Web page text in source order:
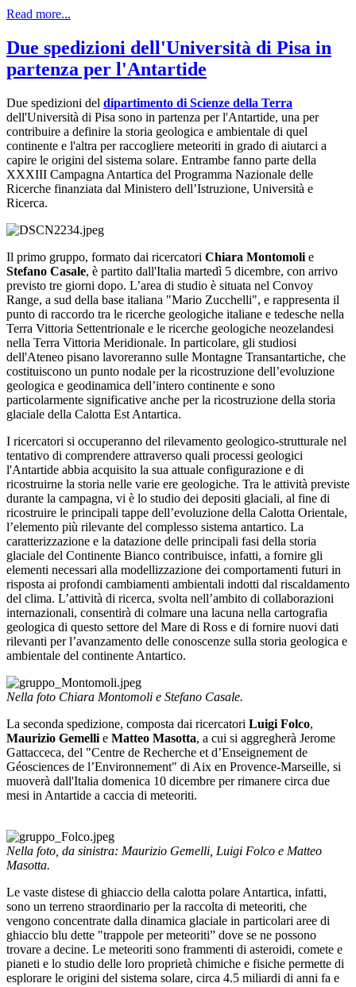
Read more...
Due spedizioni dell'Università di Pisa in
partenza per l'Antartide
Due spedizioni del dipartimento di Scienze della Terra
dell'Università di Pisa sono in partenza per l'Antartide, una per
contribuire a definire la storia geologica e ambientale di quel
continente e l'altra per raccogliere meteoriti in grado di aiutarci a
capire le origini del sistema solare. Entrambe fanno parte della
XXXIII Campagna Antartica del Programma Nazionale delle
Ricerche finanziata dal Ministero dell’Istruzione, Università e
Ricerca.
Il primo gruppo, formato dai ricercatori Chiara Montomoli e
Stefano Casale, è partito dall'Italia martedì 5 dicembre, con arrivo
previsto tre giorni dopo. L’area di studio è situata nel Convoy
Range, a sud della base italiana "Mario Zucchelli", e rappresenta il
punto di raccordo tra le ricerche geologiche italiane e tedesche nella
Terra Vittoria Settentrionale e le ricerche geologiche neozelandesi
nella Terra Vittoria Meridionale. In particolare, gli studiosi
dell'Ateneo pisano lavoreranno sulle Montagne Transantartiche, che
costituiscono un punto nodale per la ricostruzione dell’evoluzione
geologica e geodinamica dell’intero continente e sono
particolarmente significative anche per la ricostruzione della storia
glaciale della Calotta Est Antartica.
I ricercatori si occuperanno del rilevamento geologico-strutturale nel
tentativo di comprendere attraverso quali processi geologici
l'Antartide abbia acquisito la sua attuale configurazione e di
ricostruirne la storia nelle varie ere geologiche. Tra le attività previste
durante la campagna, vi è lo studio dei depositi glaciali, al fine di
ricostruire le principali tappe dell’evoluzione della Calotta Orientale,
l’elemento più rilevante del complesso sistema antartico. La
caratterizzazione e la datazione delle principali fasi della storia
glaciale del Continente Bianco contribuisce, infatti, a fornire gli
elementi necessari alla modellizzazione dei comportamenti futuri in
risposta ai profondi cambiamenti ambientali indotti dal riscaldamento
del clima. L’attività di ricerca, svolta nell’ambito di collaborazioni
internazionali, consentirà di colmare una lacuna nella cartografia
geologica di questo settore del Mare di Ross e di fornire nuovi dati
rilevanti per l’avanzamento delle conoscenze sulla storia geologica e
ambientale del continente Antartico.
Nella foto Chiara Montomoli e Stefano Casale.
La seconda spedizione, composta dai ricercatori Luigi Folco,
Maurizio Gemelli e Matteo Masotta, a cui si aggregherà Jerome
Gattacceca, del "Centre de Recherche et d’Enseignement de
Géosciences de l’Environnement" di Aix en Provence-Marseille, si
muoverà dall'Italia domenica 10 dicembre per rimanere circa due
mesi in Antartide a caccia di meteoriti.
Nella foto, da sinistra: Maurizio Gemelli, Luigi Folco e Matteo
Masotta.
Le vaste distese di ghiaccio della calotta polare Antartica, infatti,
sono un terreno straordinario per la raccolta di meteoriti, che
vengono concentrate dalla dinamica glaciale in particolari aree di
ghiaccio blu dette "trappole per meteoriti” dove se ne possono
trovare a decine. Le meteoriti sono frammenti di asteroidi, comete e
pianeti e lo studio delle loro proprietà chimiche e fisiche permette di
esplorare le origini del sistema solare, circa 4.5 miliardi di anni fa e